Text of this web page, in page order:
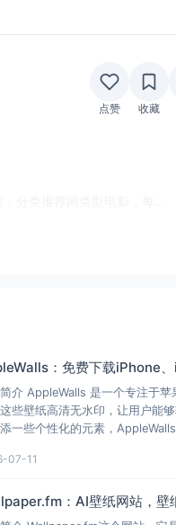
点赞 收藏
：免费下载iPhone
介 AppleWalls 是一个专注于
些壁纸高清无水印，让用户能
一些个性化的元素，
07-11
：AI壁纸网站，壁